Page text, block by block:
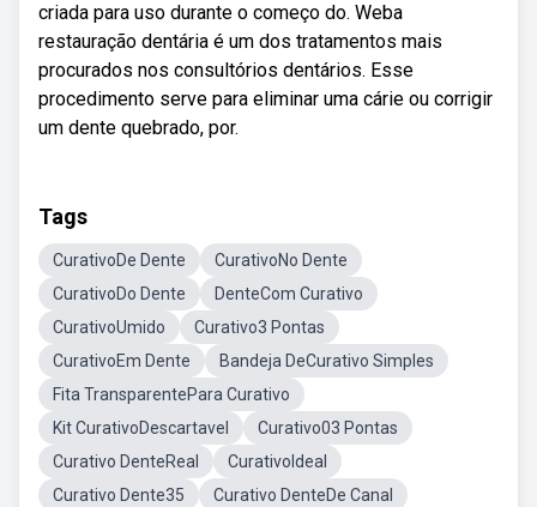
criada para uso durante o começo do. Weba
restauração dentária é um dos tratamentos mais
procurados nos consultórios dentários. Esse
procedimento serve para eliminar uma cárie ou corrigir
um dente quebrado, por.
Tags
CurativoDe Dente
CurativoNo Dente
CurativoDo Dente
DenteCom Curativo
CurativoUmido
Curativo3 Pontas
CurativoEm Dente
Bandeja DeCurativo Simples
Fita TransparentePara Curativo
Kit CurativoDescartavel
Curativo03 Pontas
Curativo DenteReal
CurativoIdeal
Curativo Dente35
Curativo DenteDe Canal